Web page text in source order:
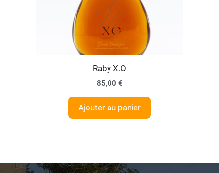
Raby X.O
85,00 €
Ajouter au panier